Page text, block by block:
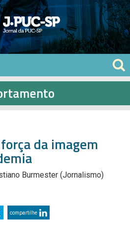
da imagem
Burmester (Jornalismo)
compartilhe